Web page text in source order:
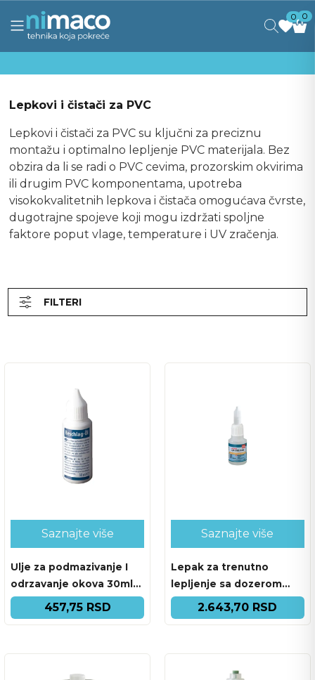
0 0
Lepkovi i čistači za PVC
Lepkovi i čistači za PVC su ključni za preciznu
montažu i optimalno lepljenje PVC materijala. Bez
obzira da li se radi o PVC cevima, prozorskim okvirima
ili drugim PVC komponentama, upotreba
visokokvalitetnih lepkova i čistača omogućava čvrste,
dugotrajne spojeve koji mogu izdržati spoljne
faktore poput vlage, temperature i UV zračenja.
FILTERI
Saznajte više
Ulje za podmazivanje I
odrzavanje okova 30ml
SP-890.110.FL487
457,75 RSD
Saznajte više
Lepak za trenutno
lepljenje sa dozerom
50ml COSMO CA-
500.140.FL36
2.643,70 RSD